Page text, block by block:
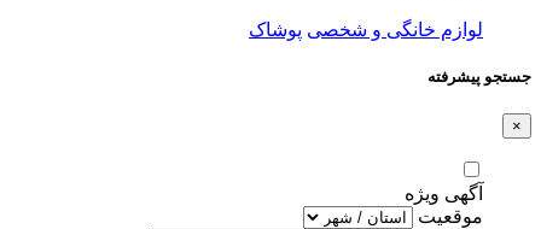
لوازم خانگی و شخصی پوشاک
جستجو پیشرفته
×
آگهی ویژه
موقعیت